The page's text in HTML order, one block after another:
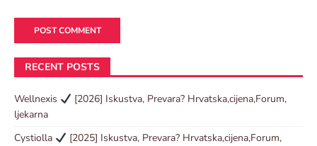
RECENT POSTS
Wellnexis
[2026] Iskustva, Prevara? Hrvatska,cijena,Forum,
ljekarna
Cystiolla
[2025] Iskustva, Prevara? Hrvatska,cijena,Forum,